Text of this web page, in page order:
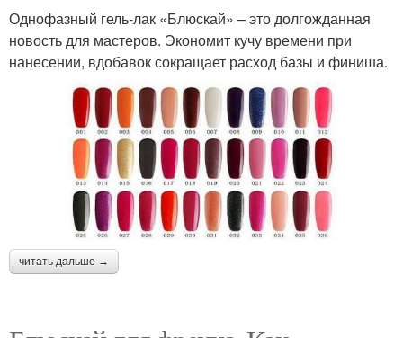
Однофазный гель-лак «Блюскай» – это долгожданная
новость для мастеров. Экономит кучу времени при
нанесении, вдобавок сокращает расход базы и финиша.
читать дальше →